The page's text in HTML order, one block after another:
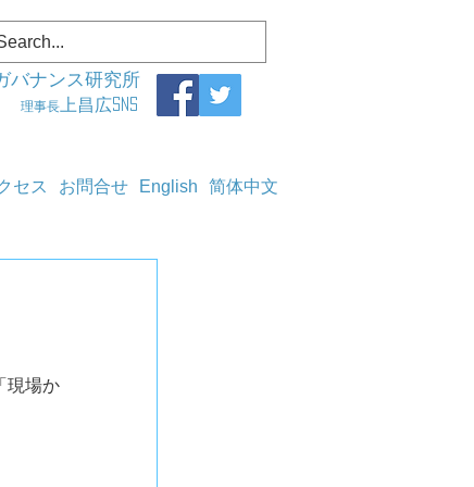
バナンス研究所
理事長 上昌広SNS
セス お問合せ English 简体中文
現場か